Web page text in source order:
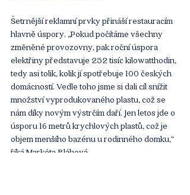
Šetrnější reklamní prvky přináší restauracím
hlavně úspory. „Pokud počítáme všechny
změněné provozovny, pak roční úspora
elektřiny představuje 252 tisíc kilowatthodin,
tedy asi tolik, kolik jí spotřebuje 100 českých
domácností. Vedle toho jsme si dali cíl snížit
množství vyprodukovaného plastu, což se
nám díky novým výstrčím daří. Jen letos jde o
úsporu 16 metrů krychlových plastů, což je
objem menšího bazénu u rodinného domku,“
říká Markéta Bláhová.